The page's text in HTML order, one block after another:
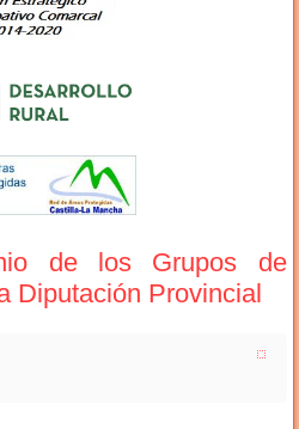
de los Grupos de
Diputación Provincial